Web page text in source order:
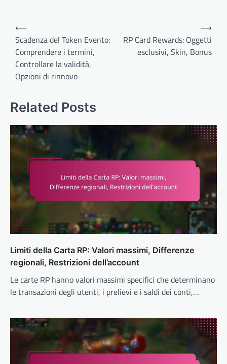
Post
navigation
⟵
Scadenza del Token Evento:
Comprendere i termini,
Controllare la validità,
Opzioni di rinnovo
RP Card Rewards: Oggetti
esclusivi, Skin, Bonus
⟶
Related Posts
Limiti della Carta RP: Valori massimi, Differenze
regionali, Restrizioni dell’account
Le carte RP hanno valori massimi specifici che determinano
le transazioni degli utenti, i prelievi e i saldi dei conti,…